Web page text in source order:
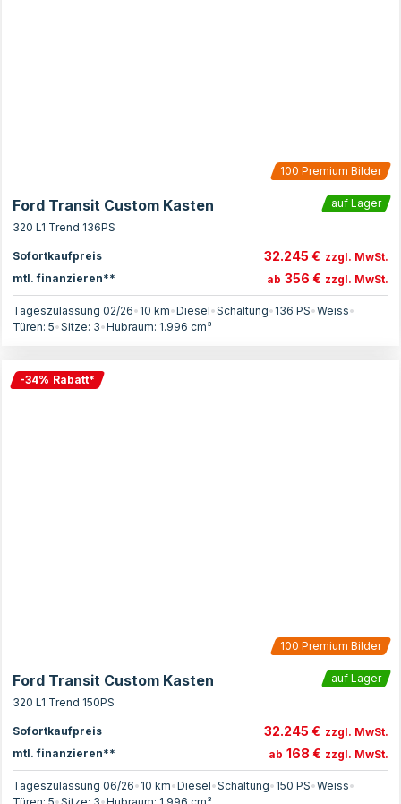
100 Premium Bilder
Ford Transit Custom Kasten
auf Lager
320 L1 Trend 136PS
Sofortkaufpreis 32.245 € zzgl. MwSt.
mtl. finanzieren**
ab 356 € zzgl. MwSt.
Tageszulassung 02/26• 10 km•Diesel•Schaltung• 136 PS•Weiss•
Türen: 5•Sitze: 3•Hubraum: 1.996 cm³
-34% Rabatt*
100 Premium Bilder
Ford Transit Custom Kasten
auf Lager
320 L1 Trend 150PS
Sofortkaufpreis 32.245 € zzgl. MwSt.
mtl. finanzieren**
ab 168 € zzgl. MwSt.
Tageszulassung 06/26• 10 km•Diesel•Schaltung• 150 PS•Weiss•